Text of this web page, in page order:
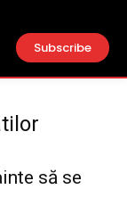
Subscribe
să se